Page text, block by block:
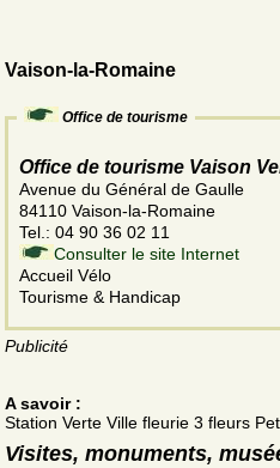
Vaison-la-Romaine
Office de tourisme
Office de tourisme Vaison
Avenue du Général de Gaulle
84110 Vaison-la-Romaine
Tel.: 04 90 36 02 11
Consulter le site Internet
Accueil Vélo
Tourisme & Handicap
Publicité
A savoir :
Station Verte Ville fleurie 3 fleurs
Visites, monuments,